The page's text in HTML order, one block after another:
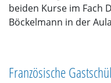
beiden Kurse im Fach
Böckelmann in der
Französische